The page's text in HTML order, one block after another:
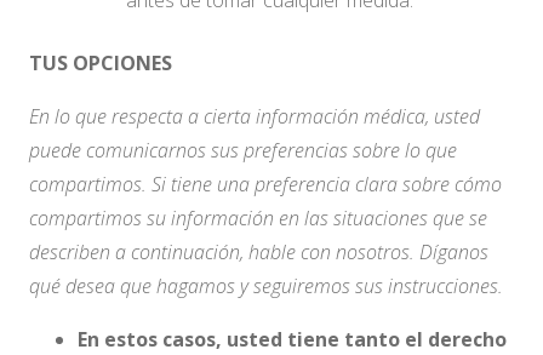
TUS OPCIONES
En lo que respecta a cierta información médica, usted
puede comunicarnos sus preferencias sobre lo que
compartimos. Si tiene una preferencia clara sobre cómo
compartimos su información en las situaciones que se
describen a continuación, hable con nosotros. Díganos
qué desea que hagamos y seguiremos sus instrucciones.
En estos casos, usted tiene tanto el derecho